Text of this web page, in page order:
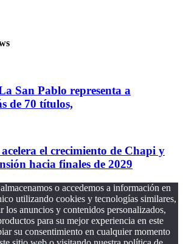
San Pablo representa a
de 70 títulos,
el crecimiento de Chapi y
hacia finales de 2029
o accedemos a información en
utilizando cookies y tecnologías similares,
los anuncios y contenidos personalizados,
para su mejor experiencia en este
su consentimiento en cualquier momento